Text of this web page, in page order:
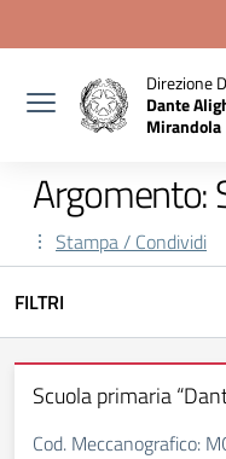
Direzione
Dante
Mirandola
Argomento:
Stampa / Condividi
FILTRI
Scuola primaria
Cod. Meccanografico: